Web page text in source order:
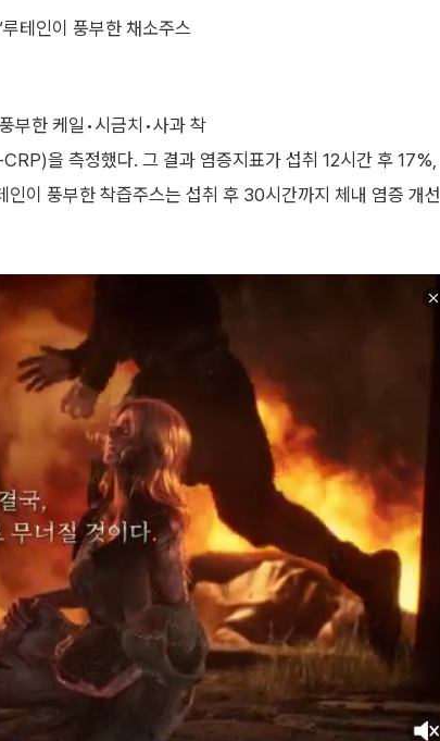
테인이 풍부한 채소주스
부한 케일•시금치•사과 착
을 측정했다. 그 결과 염증지표가 섭취 12시간 후 17%,
이 풍부한 착즙주스는 섭취 후 30시간까지 체내 염증 개선